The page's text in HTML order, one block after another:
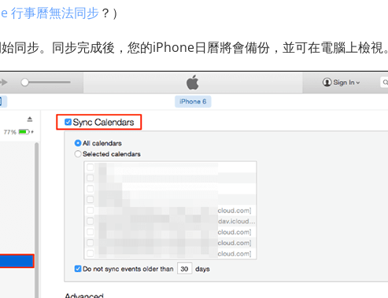
行事曆無法同步？）
同步。同步完成後，您的iPhone日曆將會備份，並可在電腦上檢視。